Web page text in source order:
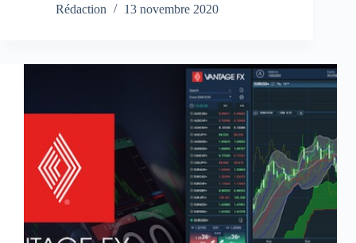
Rédaction
13 novembre 2020